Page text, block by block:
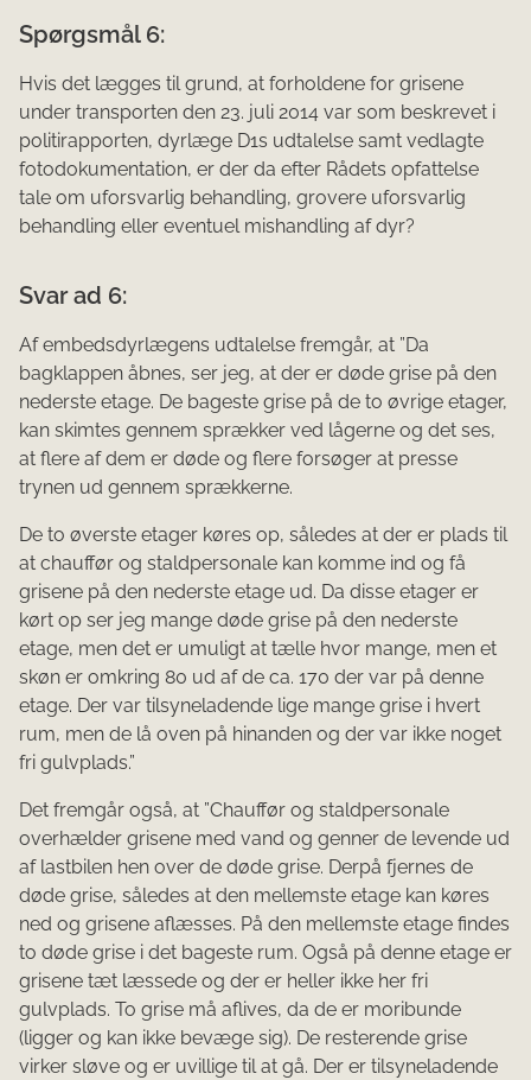
Spørgsmål 6:
Hvis det lægges til grund, at forholdene for grisene
under transporten den 23. juli 2014 var som beskrevet i
politirapporten, dyrlæge D1s udtalelse samt vedlagte
fotodokumentation, er der da efter Rådets opfattelse
tale om uforsvarlig behandling, grovere uforsvarlig
behandling eller eventuel mishandling af dyr?
Svar ad 6:
Af embedsdyrlægens udtalelse fremgår, at ”Da
bagklappen åbnes, ser jeg, at der er døde grise på den
nederste etage. De bageste grise på de to øvrige etager,
kan skimtes gennem sprækker ved lågerne og det ses,
at flere af dem er døde og flere forsøger at presse
trynen ud gennem sprækkerne.
De to øverste etager køres op, således at der er plads til
at chauffør og staldpersonale kan komme ind og få
grisene på den nederste etage ud. Da disse etager er
kørt op ser jeg mange døde grise på den nederste
etage, men det er umuligt at tælle hvor mange, men et
skøn er omkring 80 ud af de ca. 170 der var på denne
etage. Der var tilsyneladende lige mange grise i hvert
rum, men de lå oven på hinanden og der var ikke noget
fri gulvplads.”
Det fremgår også, at ”Chauffør og staldpersonale
overhælder grisene med vand og genner de levende ud
af lastbilen hen over de døde grise. Derpå fjernes de
døde grise, således at den mellemste etage kan køres
ned og grisene aflæsses. På den mellemste etage findes
to døde grise i det bageste rum. Også på denne etage er
grisene tæt læssede og der er heller ikke her fri
gulvplads. To grise må aflives, da de er moribunde
(ligger og kan ikke bevæge sig). De resterende grise
virker sløve og er uvillige til at gå. Der er tilsyneladende